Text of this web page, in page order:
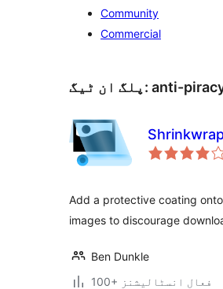
Community
Commercial
پلگ ان ٹیگ: anti-
Add a protective coating
images to discourage
Ben Dunkle
100+ فعال انسٹالیشنز